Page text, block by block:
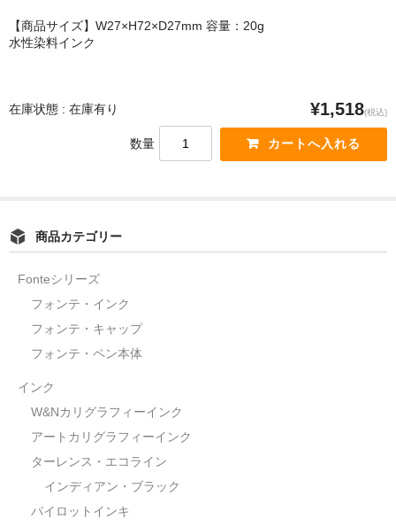
【商品サイズ】W27×H72×D27mm 容量：20g
水性染料インク
在庫状態 : 在庫有り ¥1,518(税込)
数量
商品カテゴリー
Fonteシリーズ
フォンテ・インク
フォンテ・キャップ
フォンテ・ペン本体
インク
W&Nカリグラフィーインク
アートカリグラフィーインク
ターレンス・エコライン
インディアン・ブラック
パイロットインキ